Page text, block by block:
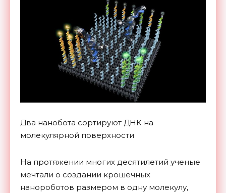
Два нанобота сортируют ДНК на
молекулярной поверхности
На протяжении многих десятилетий ученые
мечтали о создании крошечных
нанороботов размером в одну молекулу,